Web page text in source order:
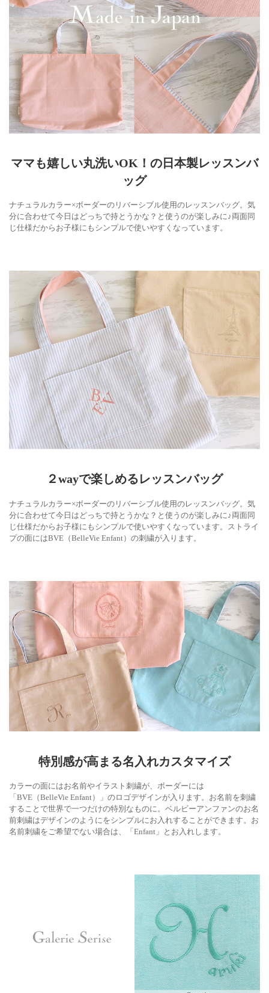
ママも嬉しい丸洗いOK！の日本製レッスンバ
ッグ
ナチュラルカラー×ボーダーのリバーシブル使用のレッスンバッグ。気
分に合わせて今日はどっちで持とうかな？と使うのが楽しみに♪両面同
じ仕様だからお子様にもシンプルで使いやすくなっています。
２wayで楽しめるレッスンバッグ
ナチュラルカラー×ボーダーのリバーシブル使用のレッスンバッグ。気
分に合わせて今日はどっちで持とうかな？と使うのが楽しみに♪両面同
じ仕様だからお子様にもシンプルで使いやすくなっています。ストライ
プの面にはBVE（BelleVie Enfant）の刺繍が入ります。
特別感が高まる名入れカスタマイズ
カラーの面にはお名前やイラスト刺繍が、ボーダーには
「BVE（BelleVie Enfant）」のロゴデザインが入ります。お名前を刺繍
することで世界で一つだけの特別なものに。ベルビーアンファンのお名
前刺繍はデザインのようにをシンプルにお入れすることができます。お
名前刺繍をご希望でない場合は、「Enfant」とお入れします。